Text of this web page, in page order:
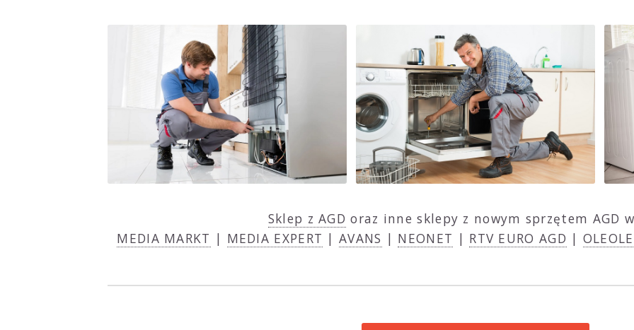
Sklep z AGD oraz inne sklepy z nowym sprzętem AGD
MEDIA MARKT | MEDIA EXPERT |AVANS | NEONET | RTV EURO AGD |